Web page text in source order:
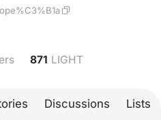
871 LIGHT
Discussions Lists